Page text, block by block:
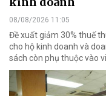
08/08/2026 11:05
Đề xuất giảm 30% thuế
cho hộ kinh doanh và
sách còn phụ thuộc vào